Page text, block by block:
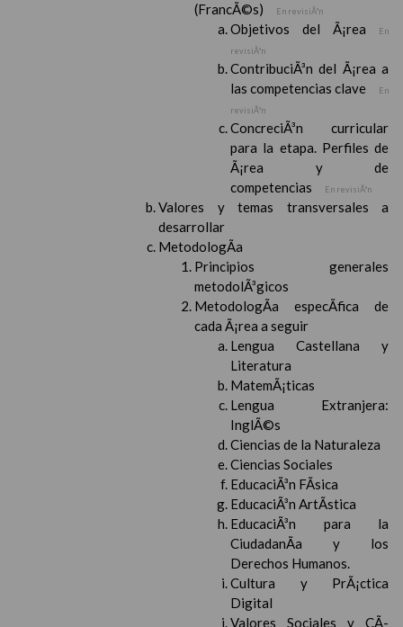
(FrancÃ©s) En revisiÃ³n
Objetivos del Ã¡rea
En
revisiÃ³n
ContribuciÃ³n del Ã¡rea a
las competencias clave
En
revisiÃ³n
ConcreciÃ³n curricular
para la etapa. Perfiles de
Ã¡rea y de
competencias
En revisiÃ³n
Valores y temas transversales a
desarrollar
MetodologÃ­a
Principios generales
metodolÃ³gicos
MetodologÃ­a especÃ­fica de
cada Ã¡rea a seguir
Lengua Castellana y
Literatura
MatemÃ¡ticas
Lengua Extranjera:
InglÃ©s
Ciencias de la Naturaleza
Ciencias Sociales
EducaciÃ³n FÃ­sica
EducaciÃ³n ArtÃ­stica
EducaciÃ³n para la
CiudadanÃ­a y los
Derechos Humanos.
Cultura y PrÃ¡ctica
Digital
Valores Sociales y CÃ­